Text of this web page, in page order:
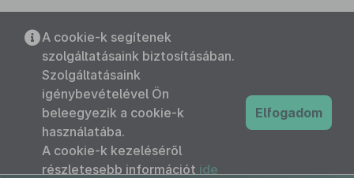
A cookie-k segítenek
szolgáltatásaink biztosításában.
Szolgáltatásaink
igénybevételével Ön
beleegyezik a cookie-k
használatába.
A cookie-k kezeléséről
részletesebb információt ide
Elfogadom